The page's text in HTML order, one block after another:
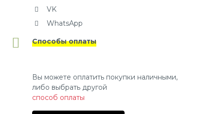
VK
WhatsApp
Способы оплаты
Вы можете оплатить покупки наличными,
либо выбрать другой
способ оплаты